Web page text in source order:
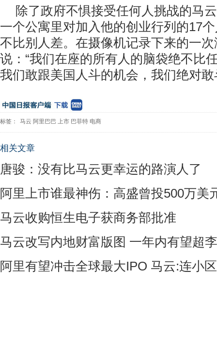
除了政府不惧接受任何人挑战的马
一个公寓里对加入他的创业行列的17
不比别人差。在摄像机记录下来的一
说：“我们在座的所有人的脑袋绝不比
我们敢跟美国人斗的机会，我们绝对敢
标签： 马云 阿里巴巴 上市 巴菲特 电商
相关文章
唐骏：没有比马云更幸运的路演人了
阿里上市谁最神伤：高盛曾投500万美
马云收购恒生电子获商务部批准
马云改写内地财富版图 一年内有望超
阿里有望冲击全球最大IPO 马云:连小